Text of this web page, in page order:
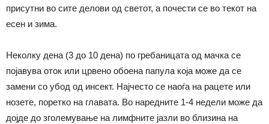
присутни во сите делови од светот, а почести се во текот на
есен и зима.
Неколку дена (3 до 10 дена) по гребаницата од мачка се
појавува оток или црвено обоена папула која може да се
замени со убод од инсект. Најчесто се наоѓа на рацете или
нозете, поретко на главата. Во наредните 1-4 недели може да
дојде до зголемување на лимфните јазли во близина на